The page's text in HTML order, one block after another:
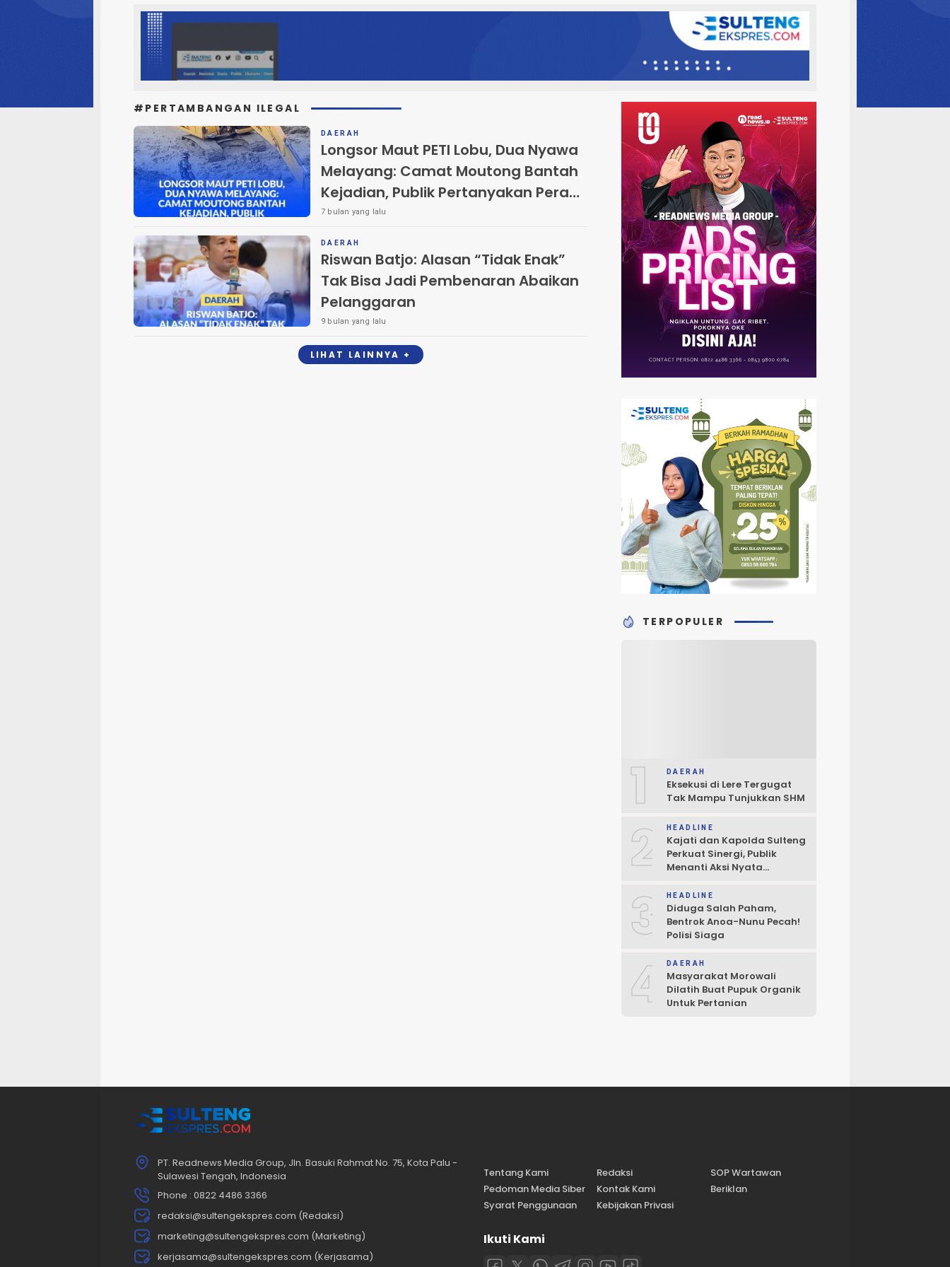
#PERTAMBANGAN ILEGAL
DAERAH
Longsor Maut PETI Lobu, Dua Nyawa
Melayang: Camat Moutong Bantah
Kejadian, Publik Pertanyakan Peran
APH
7 bulan yang lalu
DAERAH
Riswan Batjo: Alasan “Tidak Enak”
Tak Bisa Jadi Pembenaran Abaikan
Pelanggaran
9 bulan yang lalu
LIHAT LAINNYA +
TERPOPULER
1 DAERAH
Eksekusi di Lere Tergugat
Tak Mampu Tunjukkan SHM
2 HEADLINE
Kajati dan Kapolda Sulteng
Perkuat Sinergi, Publik
Menanti Aksi Nyata
3 HEADLINE
Diduga Salah Paham,
Bentrok Anoa-Nunu Pecah!
Polisi Siaga
4 DAERAH
Masyarakat Morowali
Dilatih Buat Pupuk Organik
Untuk Pertanian
PT. Readnews Media Group, Jln. Basuki Rahmat No. 75, Kota Palu -
Sulawesi Tengah, Indonesia
Phone : 0822 4486 3366
redaksi@sultengekspres.com (Redaksi)
marketing@sultengekspres.com (Marketing)
kerjasama@sultengekspres.com (Kerjasama)
Tentang Kami Redaksi
SOP Wartawan
Pedoman Media Siber
Kontak Kami
Beriklan
Syarat Penggunaan
Kebijakan Privasi
Ikuti Kami